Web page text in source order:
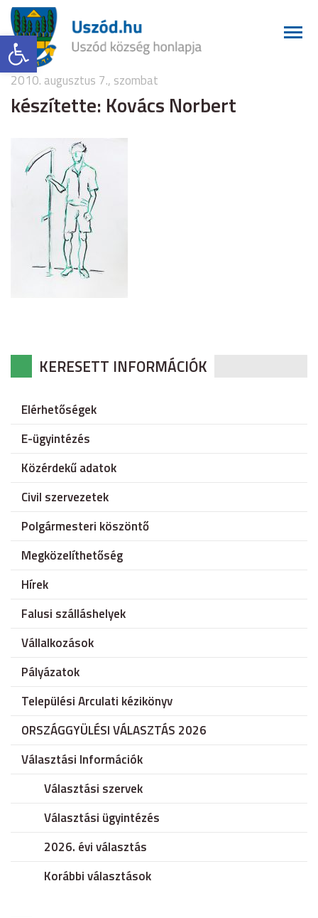
Eszköztár megnyitása
2010. augusztus 7., szombat
készítette: Kovács Norbert
KERESETT INFORMÁCIÓK
Elérhetőségek
E-ügyintézés
Közérdekű adatok
Civil szervezetek
Polgármesteri köszöntő
Megközelíthetőség
Hírek
Falusi szálláshelyek
Vállalkozások
Pályázatok
Települési Arculati kézikönyv
ORSZÁGGYÜLÉSI VÁLASZTÁS 2026
Választási Információk
Választási szervek
Választási ügyintézés
2026. évi választás
Korábbi választások